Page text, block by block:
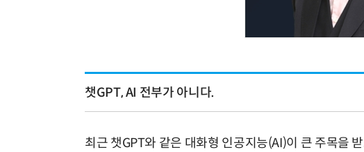
챗GPT, AI 전부가 아니다.
최근 챗GPT와 같은 대화형 인공지능(AI)이 큰 주목을